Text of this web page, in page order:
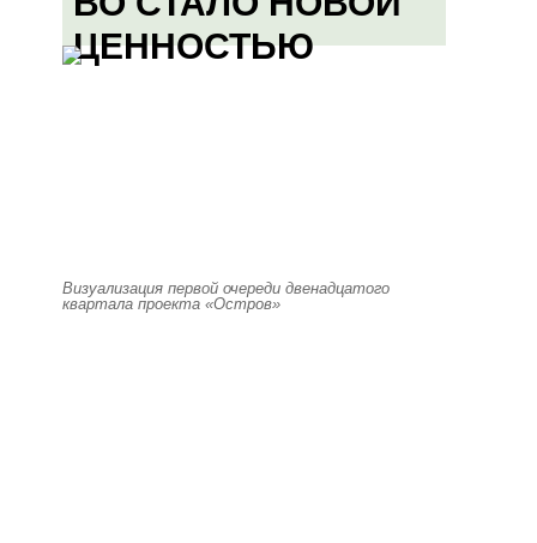
ЦЕННОСТЬЮ
Визуализация первой очереди двенадцатого
квартала проекта «Остров»